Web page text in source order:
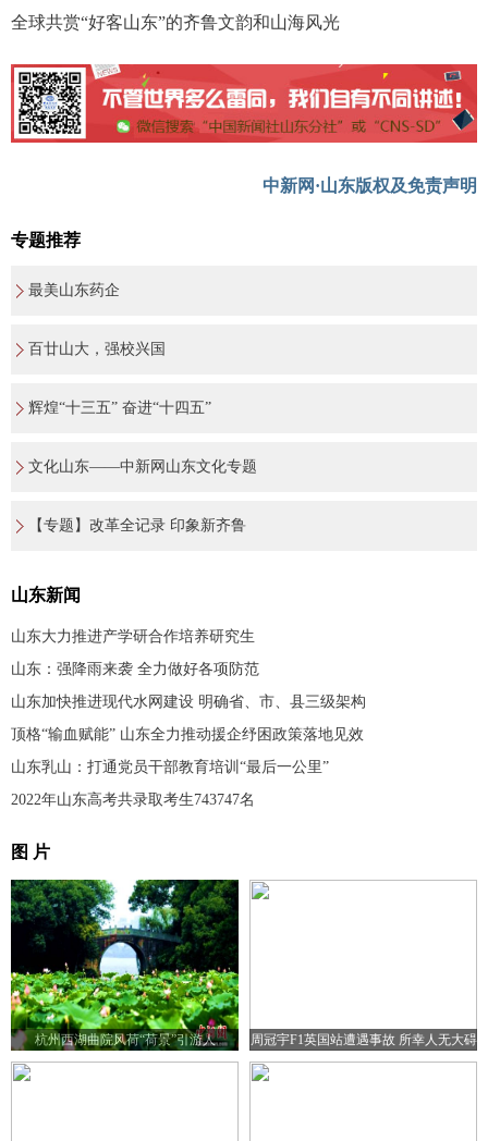
全球共赏“好客山东”的齐鲁文韵和山海风光
中新网·山东版权及免责声明
专题推荐
最美山东药企
百廿山大，强校兴国
辉煌“十三五” 奋进“十四五”
文化山东——中新网山东文化专题
【专题】改革全记录 印象新齐鲁
山东新闻
山东大力推进产学研合作培养研究生
山东：强降雨来袭 全力做好各项防范
山东加快推进现代水网建设 明确省、市、县三级架构
顶格“输血赋能” 山东全力推动援企纾困政策落地见效
山东乳山：打通党员干部教育培训“最后一公里”
2022年山东高考共录取考生743747名
图 片
杭州西湖曲院风荷“荷景”引游人 周冠宇F1英国站遭遇事故 所幸人无大碍